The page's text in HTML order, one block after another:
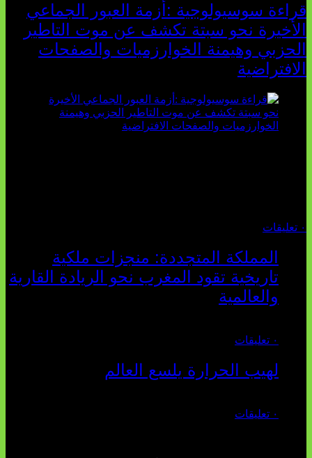
قراءة سوسيولوجية :أزمة العبور الجماعي
الأخيرة نحو سبتة تكشف عن موت التاطير
الحزبي وهيمنة الخوارزميات والصفحات
الافتراضية
٠ تعليقات
المملكة المتجددة: منجزات ملكية
تاريخية تقود المغرب نحو الريادة القارية
والعالمية
٠ تعليقات
لهيب الحرارة يلسع العالم
٠ تعليقات